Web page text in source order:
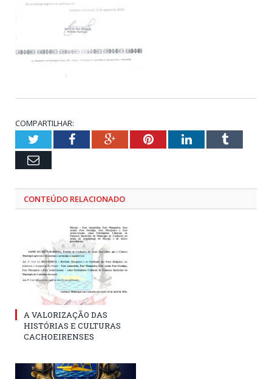
COMPARTILHAR:
TwitterFacebookGoogle+PinterestLinkedInTumblr
Email
CONTEÚDO RELACIONADO
A VALORIZAÇÃO DAS
HISTÓRIAS E CULTURAS
CACHOEIRENSES